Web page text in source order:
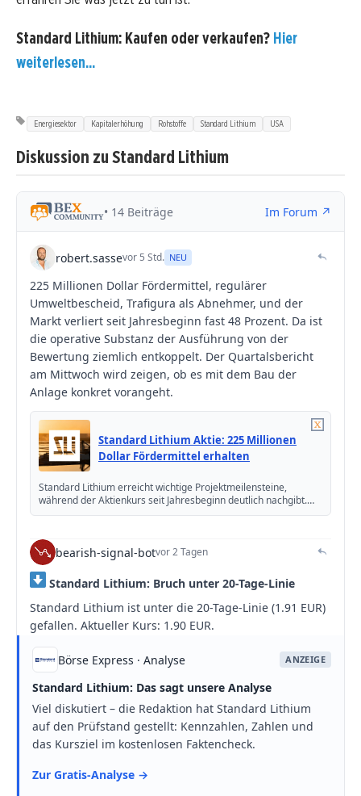
Standard Lithium: Kaufen oder verkaufen? Hier
weiterlesen...
Energiesektor Kapitalerhöhung Rohstoffe Standard Lithium USA
Diskussion zu Standard Lithium